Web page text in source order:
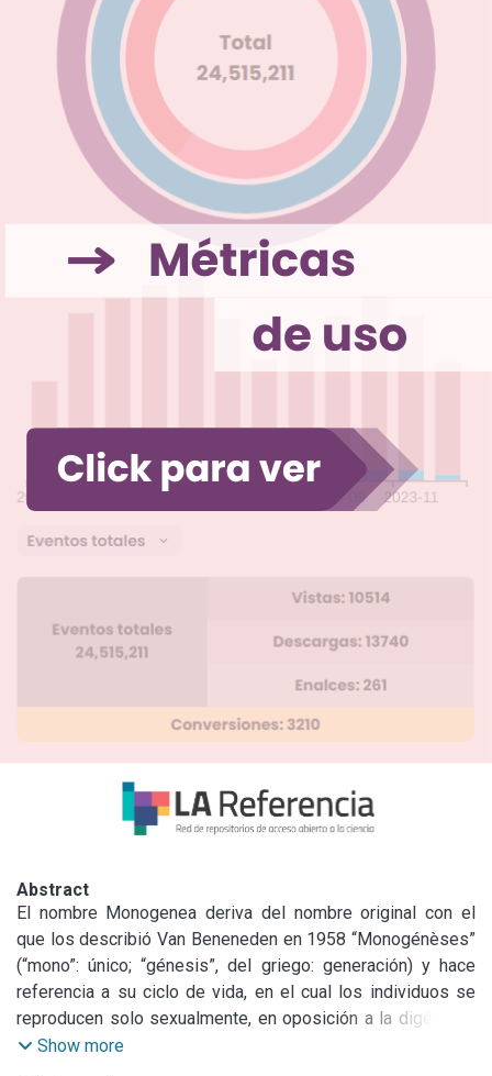
Abstract
El nombre Monogenea deriva del nombre original con el
que los describió Van Beneneden en 1958 “Monogénèses”
(“mono”: único; “génesis”, del griego: generación) y hace
referencia a su ciclo de vida, en el cual los individuos se
reproducen solo sexualmente, en oposición a la digénesis
o generaciones alternantes de reproducción sexual y
Show more